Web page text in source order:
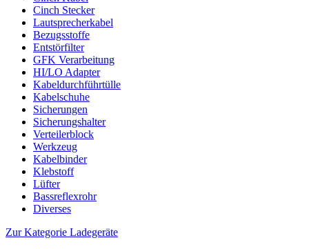
Cinch Stecker
Lautsprecherkabel
Bezugsstoffe
Entstörfilter
GFK Verarbeitung
HI/LO Adapter
Kabeldurchführtülle
Kabelschuhe
Sicherungen
Sicherungshalter
Verteilerblock
Werkzeug
Kabelbinder
Klebstoff
Lüfter
Bassreflexrohr
Diverses
Zur Kategorie Ladegeräte